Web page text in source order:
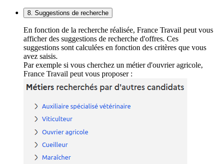
8. Suggestions de recherche
En fonction de la recherche réalisée, France Travail peut vous
afficher des suggestions de recherche d'offres. Ces
suggestions sont calculées en fonction des critères que vous
avez saisis.
Par exemple si vous cherchez un métier d'ouvrier agricole,
France Travail peut vous proposer :